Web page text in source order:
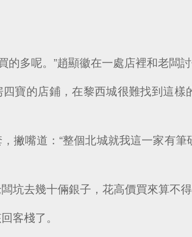
的多呢。”趙顯徽在一處店裡和老闆討
寶的店鋪，在黎西城很難找到這樣
撇嘴道：“整個北城就我這一家有
坑去幾十倆銀子，花高價買來算不得
客棧了。